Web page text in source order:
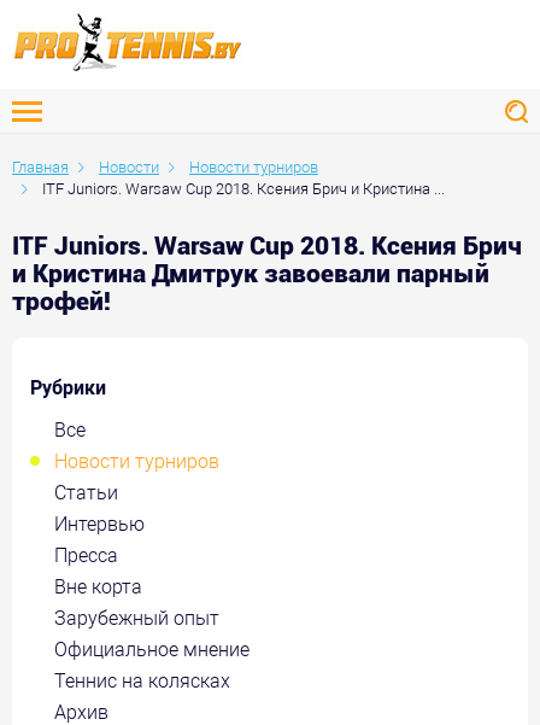
Главная Новости
Новости турниров
ITF Juniors. Warsaw Cup 2018. Ксения Брич и Кристина ...
ITF Juniors. Warsaw Cup 2018. Ксения Брич
и Кристина Дмитрук завоевали парный
трофей!
Рубрики
Все
Новости турниров
Статьи
Интервью
Пресса
Вне корта
Зарубежный опыт
Официальное мнение
Теннис на колясках
Архив